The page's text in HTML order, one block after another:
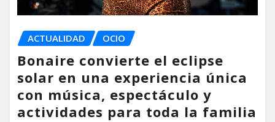
ACTUALIDAD OCIO
Bonaire convierte el eclipse
solar en una experiencia única
con música, espectáculo y
actividades para toda la familia